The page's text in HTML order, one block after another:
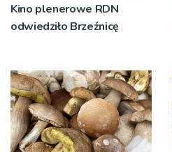
Kino plenerowe RDN
odwiedziło Brzeźnicę